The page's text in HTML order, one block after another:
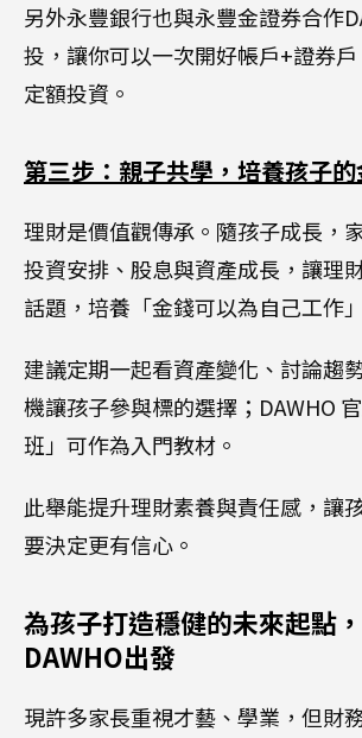
另外永豐銀行也與永豐金證券合作
投，讓你可以一次開好帳戶+證券
定額投資。
第三步：親子共學，培養孩子
理財是價值觀傳承。隨孩子成長，
投資安排、股息與資產成長，讓理
話題，培養「金錢可以為自己工作
建議定期一起看資產變化、討論趨
機讓孩子參與標的選擇；DAWHO
班」可作為入門教材。
此舉能提升理財素養與責任感，讓
要決定更有信心。
為孩子打造穩健的未來起點
DAWHO出發
現許多家長重視才藝、學業，但財